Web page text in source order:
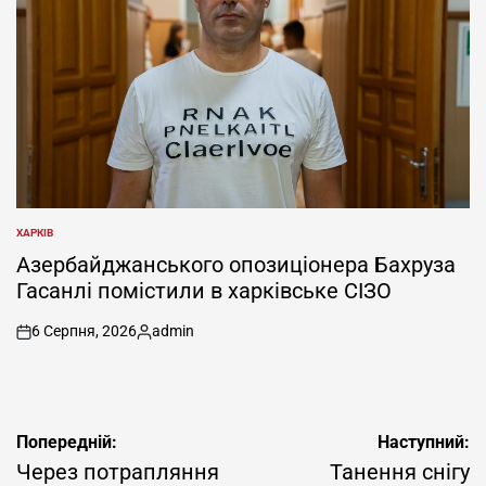
ОПУБЛІКУВАТИ
ХАРКІВ
Азербайджанського опозиціонера Бахруза
Гасанлі помістили в харківське СІЗО
on
6 Серпня, 2026
Опубліковано
admin
Навігація
записів
Попередній:
Через потрапляння
Наступний:
Танення снігу